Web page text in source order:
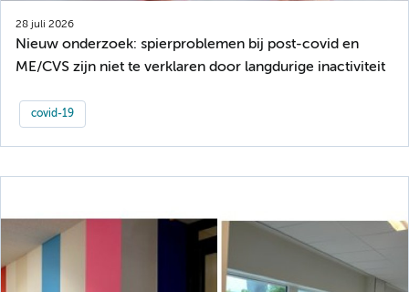
28 juli 2026
Nieuw onderzoek: spierproblemen bij post-covid en
ME/CVS zijn niet te verklaren door langdurige inactiviteit
covid-19